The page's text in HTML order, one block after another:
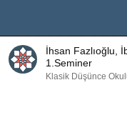
İhsan Fazlıoğlu,
1.Seminer
Klasik Düşünce